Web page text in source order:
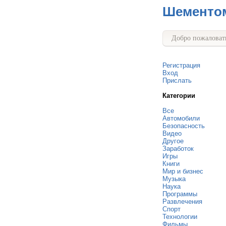
Добро
Регистрация
Вход
Прислать
Категории
Все
Автомобили
Безопасность
Видео
Другое
Заработок
Игры
Книги
Мир и бизнес
Музыка
Наука
Программы
Развлечения
Спорт
Технологии
Фильмы